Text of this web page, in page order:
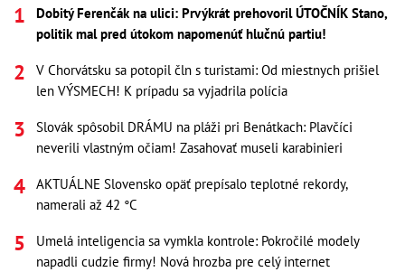
Dobitý Ferenčák na ulici: Prvýkrát prehovoril ÚTOČNÍK Stano,
politik mal pred útokom napomenúť hlučnú partiu!
V Chorvátsku sa potopil čln s turistami: Od miestnych prišiel
len VÝSMECH! K prípadu sa vyjadrila polícia
Slovák spôsobil DRÁMU na pláži pri Benátkach: Plavčíci
neverili vlastným očiam! Zasahovať museli karabinieri
AKTUÁLNE Slovensko opäť prepísalo teplotné rekordy,
namerali až 42 °C
Umelá inteligencia sa vymkla kontrole: Pokročilé modely
napadli cudzie firmy! Nová hrozba pre celý internet